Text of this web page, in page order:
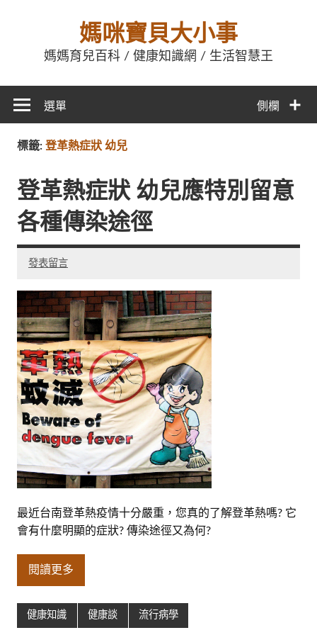
媽咪寶貝大小事
媽媽育兒百科 / 健康知識網 / 生活智慧王
側欄
選單
標籤: 登革熱症狀 幼兒
登革熱症狀 幼兒應特別留意
各種傳染途徑
發表留言
最近台南登革熱疫情十分嚴重，您真的了解登革熱嗎? 它
會有什麼明顯的症狀? 傳染途徑又為何?
閱讀更多
健康知識 健康談 流行病學